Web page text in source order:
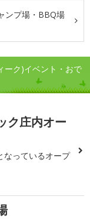
ンプ場・BBQ場
ーク)イベント・おで
ク庄内オー
なっているオープ